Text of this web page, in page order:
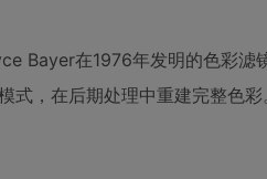
Bayer在1976年发明的色彩滤
，在后期处理中重建完整色彩